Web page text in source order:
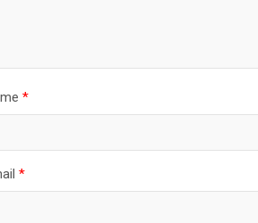
*
*